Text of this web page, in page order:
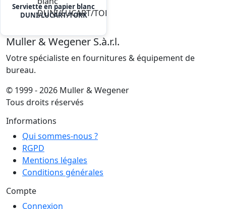
Serviette en papier blanc
DUNI/LUCART/TORK
Muller & Wegener S.à.r.l.
Votre spécialiste en fournitures & équipement de
bureau.
© 1999 - 2026 Muller & Wegener
Tous droits réservés
Informations
Qui sommes-nous ?
RGPD
Mentions légales
Conditions générales
Compte
Connexion